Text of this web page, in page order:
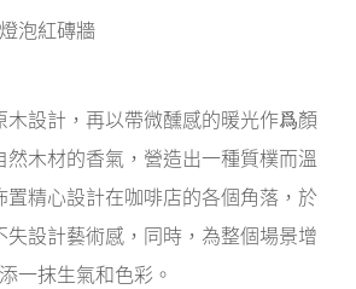
泡紅磚牆
木設計，再以帶微醺感的暖光作爲顏
然木材的香氣，營造出一種質樸而溫
置精心設計在咖啡店的各個角落，於
失設計藝術感，同時，為整個場景增
添一抹生氣和色彩。